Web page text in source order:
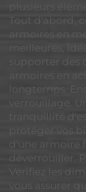
plusieurs
Tout d'abord,
armoires en
meilleures,
supporter des
armoires en
longtemps.
verrouillage.
tranquillité
protéger vos
d'une armoire
déverrouiller.
Vérifiez les
vous assurer